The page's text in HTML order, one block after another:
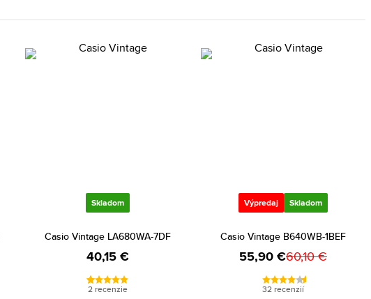
Skladom
Casio Vintage LA680WA-7DF
40,15 €
2 recenzie
Výpredaj Skladom
Casio Vintage B640WB-1BEF
55,90 €60,10 €
32 recenzií